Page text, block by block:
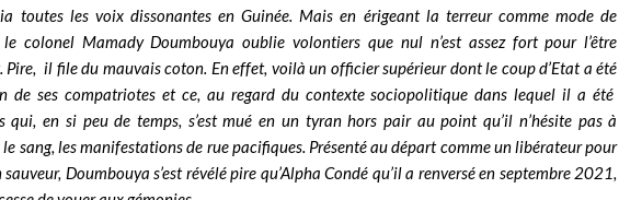
toutes les voix dissonantes en Guinée. Mais en érigeant la terreur comme mode de
le colonel Mamady Doumbouya oublie volontiers que nul n’est assez fort pour l’être
Pire, il file du mauvais coton. En effet, voilà un officier supérieur dont le coup d’Etat a été
de ses compatriotes et ce, au regard du contexte sociopolitique dans lequel il a été
qui, en si peu de temps, s’est mué en un tyran hors pair au point qu’il n’hésite pas à
sang, les manifestations de rue pacifiques. Présenté au départ comme un libérateur pour
Doumbouya s’est révélé pire qu’Alpha Condé qu’il a renversé en septembre 2021,